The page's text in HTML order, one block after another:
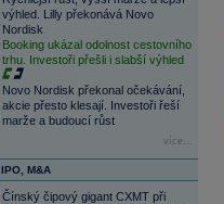
výhled. Lilly překonává Novo
Nordisk
Booking ukázal odolnost cestovního
trhu. Investoři přešli i slabší výhled
Novo Nordisk překonal očekávání,
akcie přesto klesají. Investoři řeší
marže a budoucí růst
více...
IPO, M&A
Čínský čipový gigant CXMT při